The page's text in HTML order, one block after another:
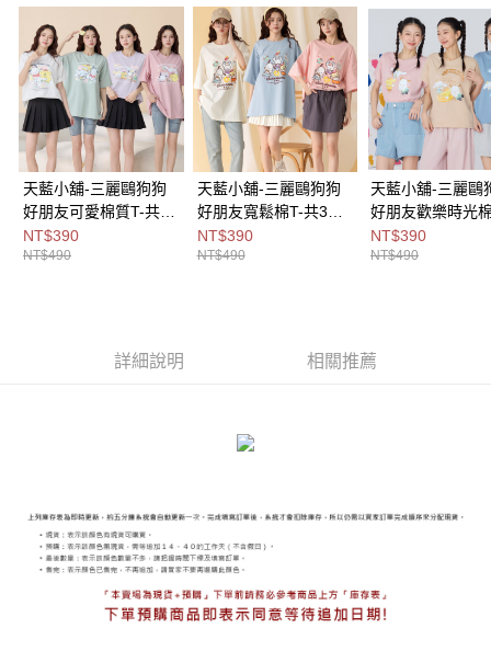
【注意事項】
1.本服務係由「台灣大哥大股份有限公司」（以下簡稱本公司）所提供，讓
用戶於交易時，得透過本服務購買商品或服務，並由商店將買賣／分期付款
買賣價金債權讓與本公司後，依約使用本公司帳單繳交帳款。
2.基於同意付款使用「大哥付你分期」之契約關係目的，商店將以您的個人
資料（包含姓名、電話或地址）提供予台灣大哥大進項蒐集、處理及利用，
由本公司與您本人進行分期帳單所需資料之確認、核對及更正。
3.完整用戶服務條款，請詳閱以下連結： https://oppay.tw/userRule
付款後萊爾富取貨
每筆NT$8,888，滿NT$8,888(含以上)免運費
7-11取貨付款
每筆NT$80，滿NT$1,000(含以上)免運費
付款後7-11取貨
每筆NT$80，滿NT$1,000(含以上)免運費
宅配
天藍小舖-三麗鷗狗狗
好朋友可愛棉質T-共4
色-$490【A28280430
】
NT$390
NT$490
天藍小舖-三麗鷗狗狗
好朋友寬鬆棉T-共3
色-$490【A28280432
】
NT$390
NT$490
天藍小舖-三麗鷗
好朋友歡樂時光
衣-共3
色-$490【
NT$390
NT$490
詳細說明 相關推薦